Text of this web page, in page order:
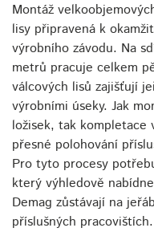
Montáž
lisy připravená k
výrobního závodu. Na
metrů pracuje celkem
válcových lisů zajišťují
výrobními úseky. Jak
ložisek, tak kompletace
přesné polohování
Pro tyto procesy
který výhledově
Demag zůstávají na
příslušných pracovištích.